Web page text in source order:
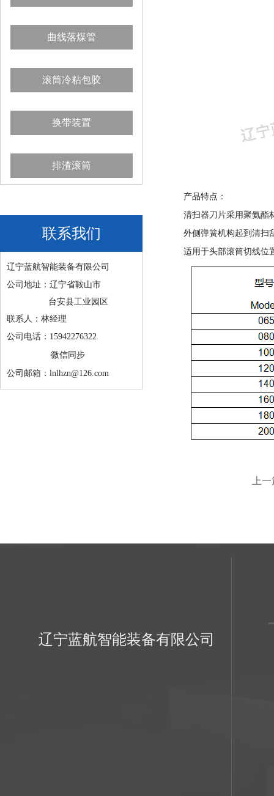
曲线落煤管
滚筒冷粘包胶
换带装置
排渣滚筒
联系我们
辽宁蓝航智能装备有限公司
公司地址：辽宁省鞍山市
台安县工业园区
联系人：林经理
公司电话：15942276322
微信同步
公司邮箱：lnlhzn@126.com
产品特点：
清扫器刀片采用聚氨酯
外侧弹簧机构起到清扫
适用于头部滚筒切线位
上
辽宁蓝航智能装备有限公司